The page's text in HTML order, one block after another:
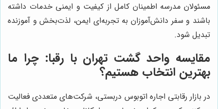
مسئولان مدرسه اطمینان کامل از کیفیت و ایمنی خدمات داشته
باشند و سفر دانش‌آموزان به تجربه‌ای ایمن، لذت‌بخش و آموزنده
تبدیل شود.
مقایسه واحد گشت تهران با رقبا: چرا ما
بهترین انتخاب هستیم؟
در بازار رقابتی اجاره اتوبوس دربستی، شرکت‌های متعددی فعالیت